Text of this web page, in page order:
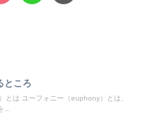
ところ
とは ユーフォニー（euphony）とは、